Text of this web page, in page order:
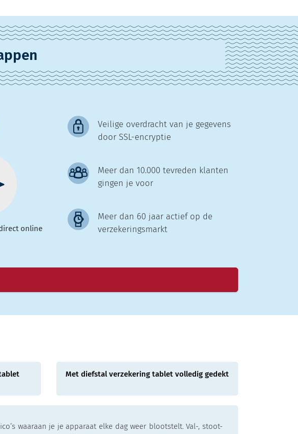
online
Veilige overdracht van je gegevens
door SSL-encryptie
Meer dan 10.000 tevreden klanten
gingen je voor
Meer dan 60 jaar actief op de
verzekeringsmarkt
waaraan je je apparaat elke dag weer blootstelt. Val-, stoot-
Met diefstal verzekering tablet volledig gedekt